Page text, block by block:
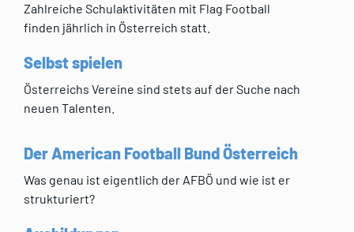
Zahlreiche Schulaktivitäten mit Flag Football
finden jährlich in Österreich statt.
Selbst spielen
Österreichs Vereine sind stets auf der Suche nach
neuen Talenten.
Der American Football Bund Österreich
Was genau ist eigentlich der AFBÖ und wie ist er
strukturiert?